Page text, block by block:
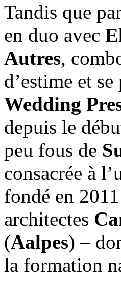
Tandis que
en duo avec
Autres,
d’estime et
Wedding
depuis le
peu fous de
consacrée à
fondé en
architectes
(Aalpes) –
la formation